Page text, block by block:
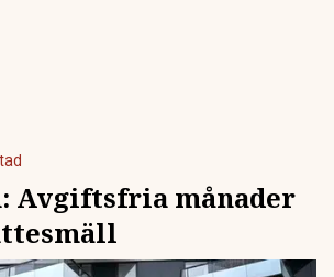
Avgiftsfria månader